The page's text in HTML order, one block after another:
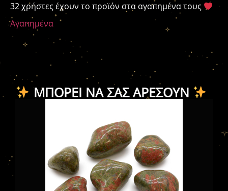
32 χρήστες έχουν το προϊόν στα αγαπημένα τους
Αγαπημένα
ΜΠΟΡΕΊ ΝΑ ΣΑΣ ΑΡΈΣΟΥΝ